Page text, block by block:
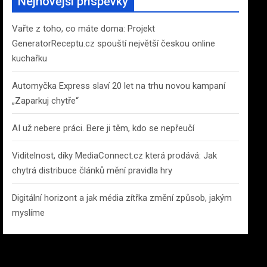
h
Vařte z toho, co máte doma: Projekt
GeneratorReceptu.cz spouští největší českou online
kuchařku
Automyčka Express slaví 20 let na trhu novou kampaní
„Zaparkuj chytře“
AI už nebere práci. Bere ji těm, kdo se nepřeučí
Viditelnost, díky MediaConnect.cz která prodává: Jak
chytrá distribuce článků mění pravidla hry
Digitální horizont a jak média zítřka změní způsob, jakým
myslíme